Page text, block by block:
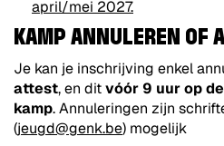
april/mei 2027.
KAMP ANNULEREN OF
Je kan je inschrijving enkel
attest, en ditvóór 9 uur op
kamp. Annuleringen zijn
(jeugd@genk.be) mogelijk